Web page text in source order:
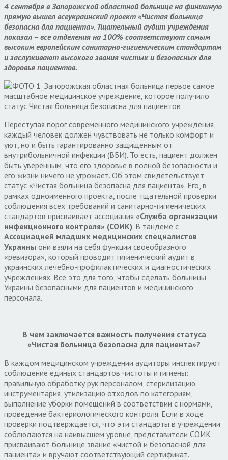
4 сентября в Запорожской областной больнице на финишную
прямую вышел всеукраинский проект «Чистая больница
безопасна для пациента». Тщательный аудит учреждения
показал – все отделения на 100% соответствуют самым
высоким европейским санитарно-гигиеническим стандартам
и заслуживают высокого звания чистых и безопасных для
здоровья пациентов.
Переступая порог современного медицинского учреждения,
каждый человек должен чувствовать не только комфорт и
уют, но и быть гарантированно защищенным от
внутрибольничной инфекции (ВБИ). То есть, пациент должен
быть уверенным, что его здоровье в полной безопасности и
его жизни ничего не угрожает. Об этом свидетельствует
статус «Чистая больница безопасна для пациента». Его, в
рамках одноименного проекта, после тщательной проверки
соблюдения всех требований и санитарно-гигиенических
стандартов присваивает ассоциация «Служба организации
инфекционного контроля» (СОИК). В тандеме с
Ассоциацией младших медицинских специалистов
Украины они взяли на себя функции своеобразного
«ревизора», который проводит гигиенический аудит в
украинских лечебно-профилактических и диагностических
учреждениях. Все это для того, чтобы сделать больницы
Украины безопасными для пациентов и медицинского
персонала.
В чем заключается важность получения статуса
«Чистая больница безопасна для пациента»?
В каждом медицинском учреждении аудиторы инспектируют
соблюдение единых стандартов чистоты и гигиены:
правильную обработку рук персоналом, стерилизацию
инструментария, утилизацию отходов по категориям,
выполнение уборки помещений в соответствии с нормами,
проведение бактериологического контроля. Если в ходе
проверки подтверждается, что эти стандарты в учреждении
соблюдаются на наивысшем уровне, представители СОИК
присваивают больнице звание «чистой и безопасной для
пациента» и вручают соответствующий сертификат.